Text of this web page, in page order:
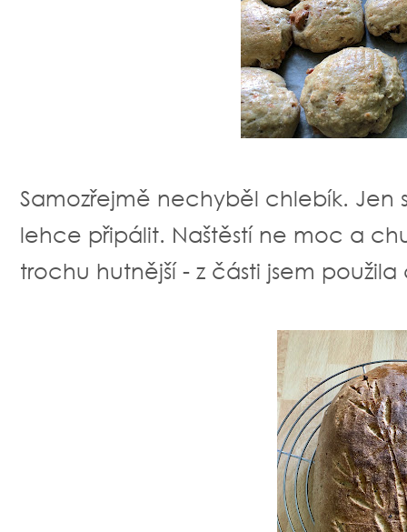
Samozřejmě nechyběl chlebík. Jen
lehce připálit. Naštěstí ne moc a
trochu hutnější - z části jsem